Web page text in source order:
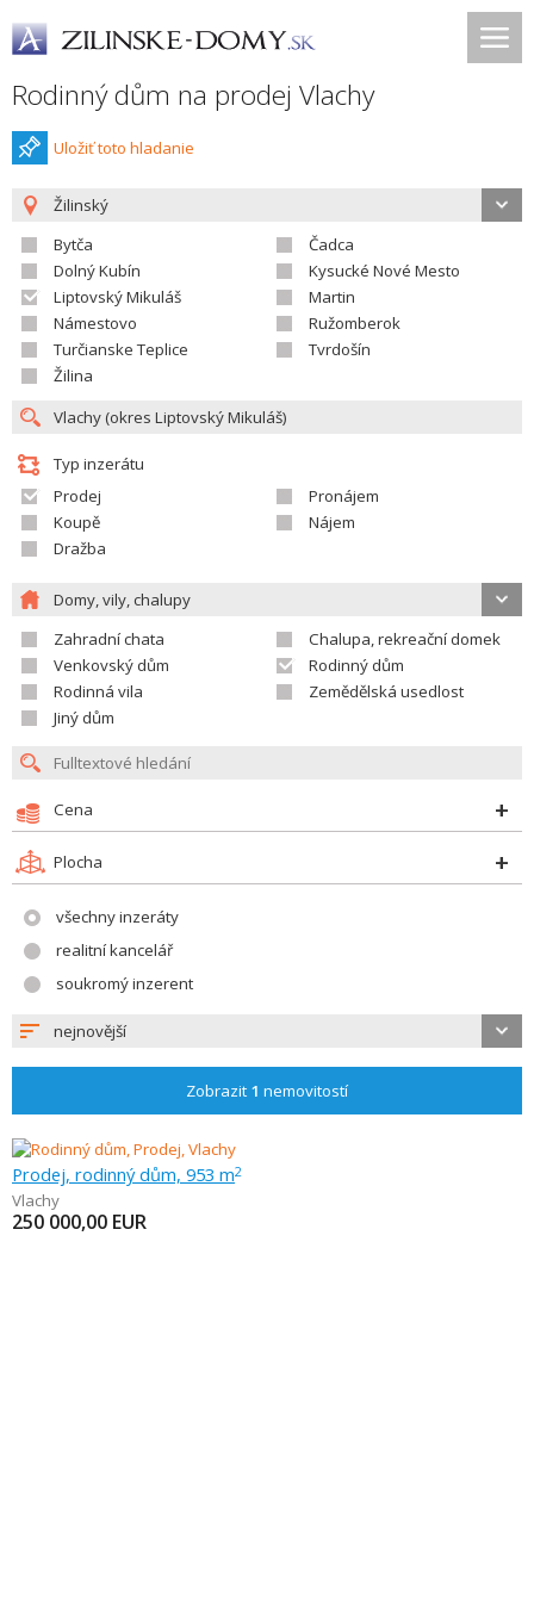
Rodinný dům na prodej Vlachy
Uložiť toto hladanie
Žilinský
Bytča
Čadca
Dolný Kubín
Kysucké Nové Mesto
Liptovský Mikuláš
Martin
Námestovo
Ružomberok
Turčianske Teplice
Tvrdošín
Žilina
Typ inzerátu
Prodej
Pronájem
Koupě
Nájem
Dražba
Domy, vily, chalupy
Zahradní chata
Chalupa, rekreační domek
Venkovský dům
Rodinný dům
Rodinná vila
Zemědělská usedlost
Jiný dům
Cena
Plocha
všechny inzeráty
realitní kancelář
soukromý inzerent
nejnovější
Zobrazit 1 nemovitostí
Prodej, rodinný dům, 953 m2
Vlachy
250 000,00 EUR